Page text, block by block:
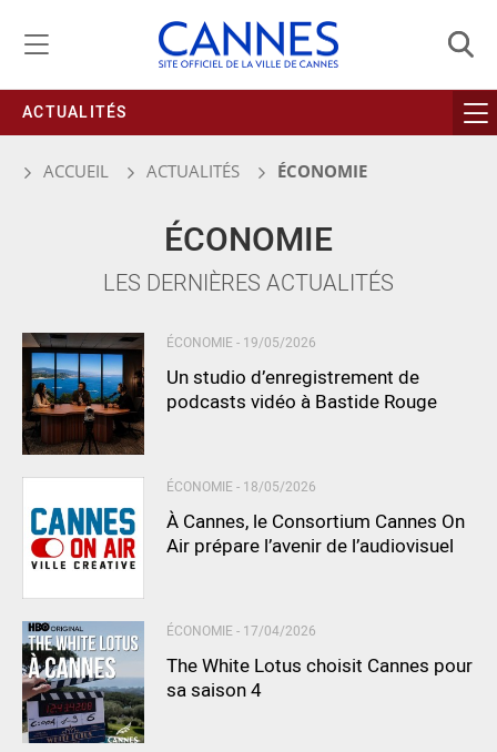
ACTUALITÉS
ACCUEIL ACTUALITÉS ÉCONOMIE
ÉCONOMIE
LES DERNIÈRES ACTUALITÉS
ÉCONOMIE - 19/05/2026
Un studio d’enregistrement de
podcasts vidéo à Bastide Rouge
ÉCONOMIE - 18/05/2026
À Cannes, le Consortium Cannes On
Air prépare l’avenir de l’audiovisuel
ÉCONOMIE - 17/04/2026
The White Lotus choisit Cannes pour
sa saison 4